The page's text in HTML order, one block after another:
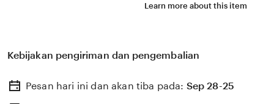
2026. Melalui sistem 🎁 yang kami kembangkan,
MIRKO HENTAI percaya bahwa kemandirian intelektual
berkembang pesat di pasar global. Dengan dukungan
Learn more about this item
Kebijakan pengiriman dan pengembalian
Pesan hari ini dan akan tiba pada: Sep 28-25